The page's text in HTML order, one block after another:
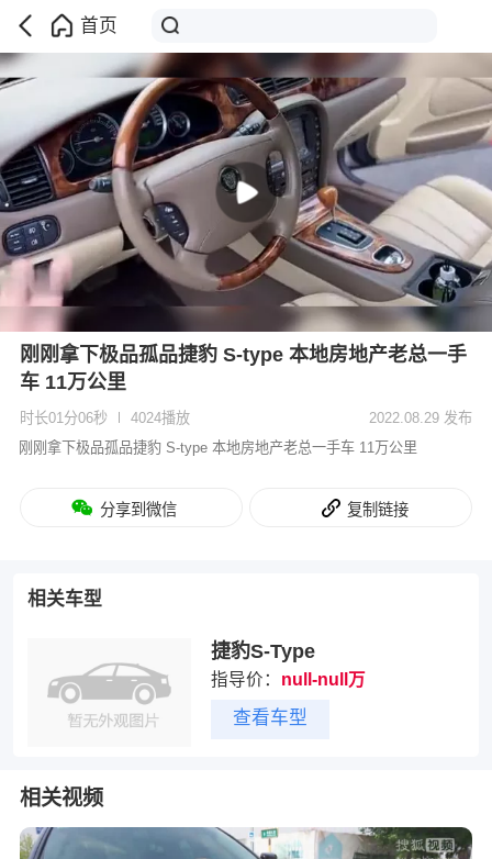
首页
刚刚拿下极品孤品捷豹 S-type 本地房地产老总一手
车 11万公里
时长01分06秒 4024播放
2022.08.29 发布
刚刚拿下极品孤品捷豹 S-type 本地房地产老总一手车 11万公里
分享到微信 复制链接
相关车型
捷豹S-Type
指导价： null-null万
查看车型
相关视频